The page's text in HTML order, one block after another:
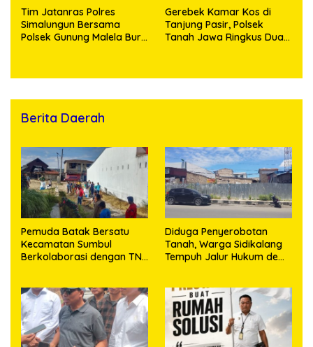
Tim Jatanras Polres
Simalungun Bersama
Polsek Gunung Malela Buru
Gerebek Kamar Kos di
Tanjung Pasir, Polsek
Tanah Jawa Ringkus Dua
Berita Daerah
Pemuda Batak Bersatu
Kecamatan Sumbul
Berkolaborasi dengan TNI
023/KS dan HUT Ke-81
Kemerdekaan RI
Diduga Penyerobotan
Tanah, Warga Sidikalang
Tempuh Jalur Hukum demi